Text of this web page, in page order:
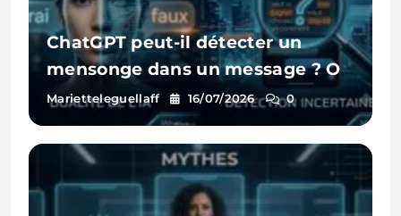
ChatGPT peut-il détecter un
mensonge dans un message ? On
a testé
Marietteleguellaff 16/07/2026 0